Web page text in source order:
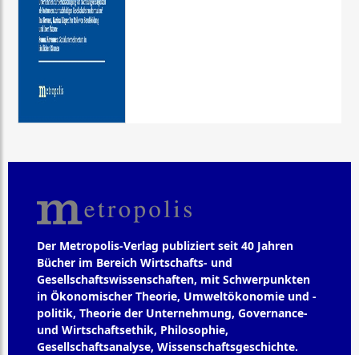
Der Metropolis-Verlag publiziert seit 40 Jahren
Bücher im Bereich Wirtschafts- und
Gesellschaftswissenschaften, mit Schwerpunkten
in Ökonomischer Theorie, Umweltökonomie und -
politik, Theorie der Unternehmung, Governance-
und Wirtschaftsethik, Philosophie,
Gesellschaftsanalyse, Wissenschaftsgeschichte.